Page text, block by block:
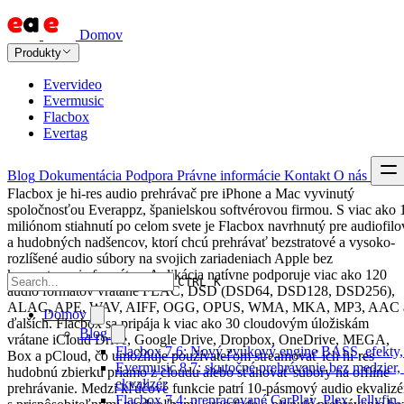
Domov
Produkty
Evervideo
Evermusic
Flacbox
Evertag
Blog Dokumentácia Podpora Právne informácie Kontakt O nás
CTRL K
Domov
Blog
Flacbox 7.6: Nový zvukový engine BASS,
Evermusic 8.7: skutočné prehrávanie bez
ekvalizér
Flacbox 7.4: prepracované CarPlay, Plex,
Flacbox je hi-res audio prehrávač pre iPhone a Mac vyvinutý
spoločnosťou Everappz, španielskou softvérovou firmou. S viac ako
miliónom stiahnutí po celom svete je Flacbox navrhnutý pre
a hudobných nadšencov, ktorí chcú prehrávať bezstratové a vysoko-
rozlíšené audio súbory na svojich zariadeniach Apple bez
konvertovania formátov. Aplikácia natívne podporuje viac ako 120
audio formátov vrátane FLAC, DSD (DSD64, DSD128, DSD256),
ALAC, APE, WAV, AIFF, OGG, OPUS, WMA, MKA, MP3, AAC
ďalších. Flacbox sa pripája k viac ako 30 cloudovým úložiskám
vrátane iCloud Drive, Google Drive, Dropbox, OneDrive, MEGA,
Box a pCloud, čo umožňuje používateľom streamovať ich hi-res
hudobnú zbierku priamo z cloudu alebo sťahovať súbory na offline
prehrávanie. Medzi kľúčové funkcie patrí 10-pásmový audio